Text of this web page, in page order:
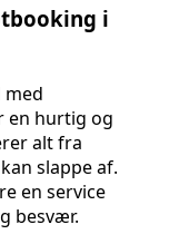
i
med
en hurtig og
alt fra
slappe af.
en service
besvær.